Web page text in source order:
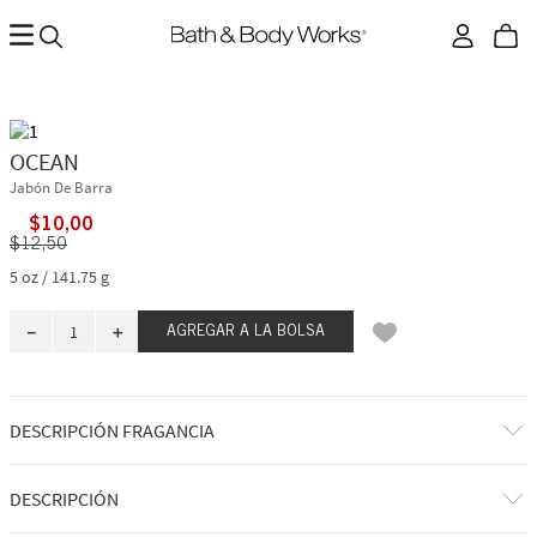
OCEAN
Jabón De Barra
$10,00
$12,50
5 oz / 141.75 g
＋
－ AGREGAR A LA BOLSA
DESCRIPCIÓN FRAGANCIA
A qué huele: un chapuzón fresco y reFresconte en el profundo mar azul.
DESCRIPCIÓN